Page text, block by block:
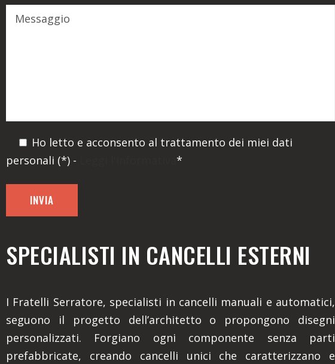
Ho letto e acconsento al trattamento dei miei dati
personali (*) -
*
SPECIALISTI IN CANCELLI ESTERNI
I Fratelli Serratore, specialisti in cancelli manuali e automatici,
seguono il progetto dell’architetto o propongono disegni
personalizzati. Forgiano ogni componente senza parti
prefabbricate, creando cancelli unici che caratterizzano e